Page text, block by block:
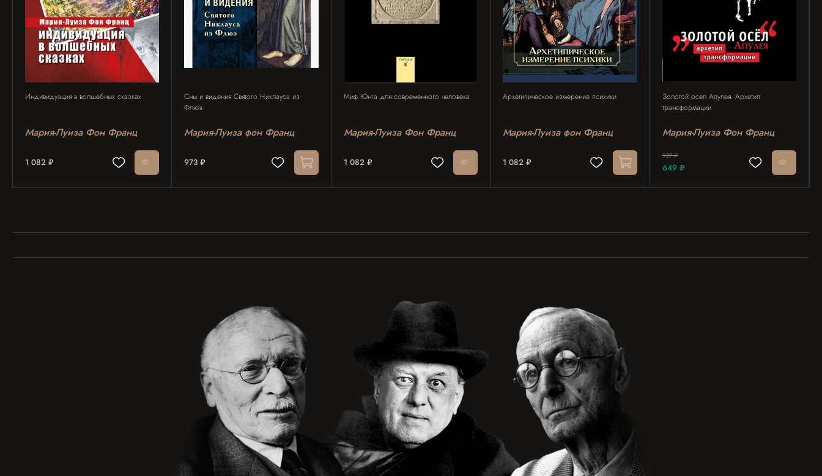
Индивидуация в волшебных сказках
Мария-Луиза Фон Франц
1 082 ₽
Сны и видения Святого Никлауса из
Флюэ
Мария-Луиза фон Франц
973 ₽
Миф Юнга для современного человека
Мария-Луиза Фон Франц
1 082 ₽
Архетипическое измерение психики
Мария-Луиза фон Франц
1 082 ₽
Золотой осел Апулея. Архетип
трансформации
Мария-Луиза Фон Франц
927 ₽
649 ₽